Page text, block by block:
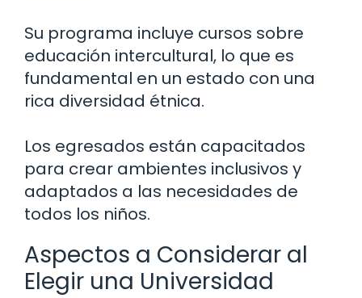
Su programa incluye cursos sobre
educación intercultural, lo que es
fundamental en un estado con una
rica diversidad étnica.
Los egresados están capacitados
para crear ambientes inclusivos y
adaptados a las necesidades de
todos los niños.
Aspectos a Considerar al
Elegir una Universidad